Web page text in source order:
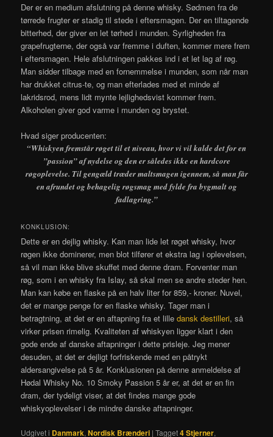
Der er en medium afslutning på denne whisky. Sødmen fra de
tørrede frugter er stadig til stede i eftersmagen. Der en tiltagende
bitterhed, der giver en let tørhed i munden. Syrligheden fra
grapefrugterne, der også var fremme i duften, kommer mere frem
i eftersmagen. Hele afslutningen pakkes ind i et let lag af røg.
Man sidder tilbage med en fornemmelse i munden, som når man
har drukket citrus-te, og man efterlades med et minde af
lakridsrod, mens lidt mynte lejlighedsvist kommer frem.
Alkoholen giver god varme i munden og brystet.
Hvad siger producenten:
“Whiskyen fremstår røget til et niveau, hvor vi vil kalde det for en
”passion” af nydelse og den er således ikke en hardcore
røgoplevelse. Til gengæld træder maltsmagen igennem, så man får
en afrundet og behagelig røgsmag med fylde fra bygmalt og
fadlagring.”
KONKLUSION:
Dette er en dejlig whisky. Kan man lide let røget whisky, hvor
røgen ikke dominerer, men blot tilfører et ekstra lag i oplevelsen,
så vil man ikke blive skuffet med denne dram. Forventer man
røg, som i en whisky fra Islay, så skal men se andre steder hen.
Man kan købe en flaske på en halv liter for 859,- kroner. Nuvel,
det er mange penge for en flaske whisky. Tager man i
betragtning, at det er en aftapning fra et lilledansk destilleri, så
virker prisen rimelig. Kvaliteten af whiskyen ligger klart i den
gode ende af danske aftapninger i dette prisleje. Jeg mener
desuden, at det er dejligt forfriskende med en påtrykt
aldersangivelse på 5 år. Konklusionen på denne anmeldelse af
Hødal Whisky No. 10 Smoky Passion 5 år er, at det er en fin
dram, der tydeligt viser, at det findes mange gode
whiskyoplevelser i de mindre danske aftapninger.
Udgivet i Danmark,Nordisk Brænderi |Tagget4 Stjerner,